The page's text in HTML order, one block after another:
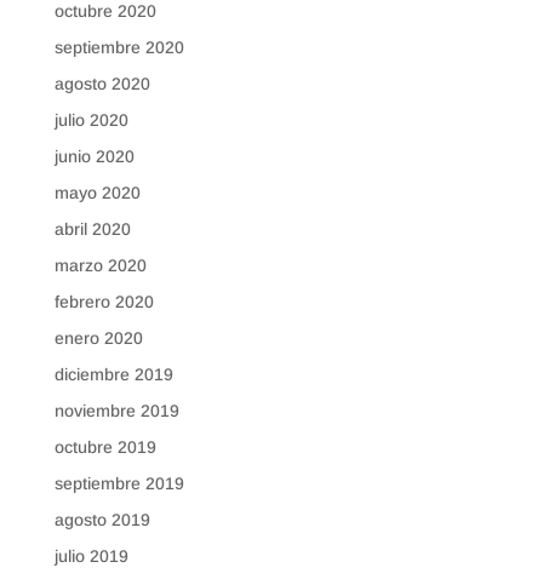
octubre 2020
septiembre 2020
agosto 2020
julio 2020
junio 2020
mayo 2020
abril 2020
marzo 2020
febrero 2020
enero 2020
diciembre 2019
noviembre 2019
octubre 2019
septiembre 2019
agosto 2019
julio 2019